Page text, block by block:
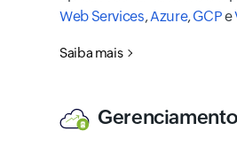
Web Services,Azure,GCPe
Saiba mais